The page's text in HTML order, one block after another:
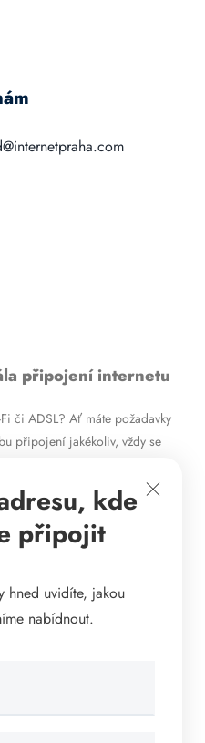
připojení internetu
či ADSL? Ať máte požadavky
připojení jakékoliv, vždy se
ADSL internetu nabízíme
i levné internetové
Wi-Fi. Způsob
vašim specifickým
kde
připojit
hned uvidíte, jakou
nabídnout.